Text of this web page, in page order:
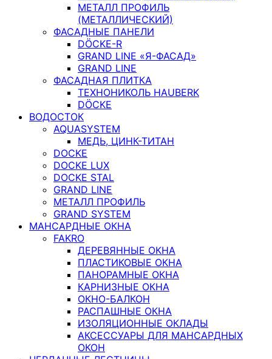
МЕТАЛЛ ПРОФИЛЬ
(МЕТАЛЛИЧЕСКИЙ)
ФАСАДНЫЕ ПАНЕЛИ
DÖCKE-R
GRAND LINE «Я-ФАСАД»
GRAND LINE
ФАСАДНАЯ ПЛИТКА
ТЕХНОНИКОЛЬ HAUBERK
DÖCKE
ВОДОСТОК
AQUASYSTEM
МЕДЬ, ЦИНК-ТИТАН
DOCKE
DOCKE LUX
DOCKE STAL
GRAND LINE
МЕТАЛЛ ПРОФИЛЬ
GRAND SYSTEM
МАНСАРДНЫЕ ОКНА
FAKRO
ДЕРЕВЯННЫЕ ОКНА
ПЛАСТИКОВЫЕ ОКНА
ПАНОРАМНЫЕ ОКНА
КАРНИЗНЫЕ ОКНА
ОКНО-БАЛКОН
РАСПАШНЫЕ ОКНА
ИЗОЛЯЦИОННЫЕ ОКЛАДЫ
АКСЕССУАРЫ ДЛЯ МАНСАРДНЫХ
ОКОН